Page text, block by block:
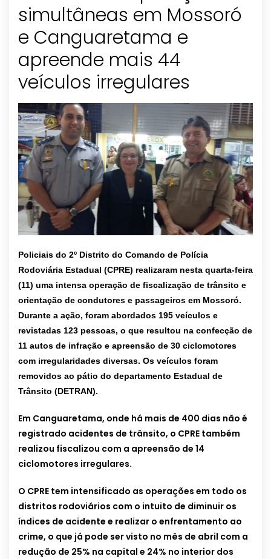
simultâneas em Mossoró
e Canguaretama e
apreende mais 44
Policiais do 2º Distrito do Comando de Polícia
Rodoviária Estadual (CPRE) realizaram nesta quarta-feira
(11) uma intensa operação de fiscalização de trânsito e
orientação de condutores e passageiros em Mossoró.
Durante a ação, foram abordados 195 veículos e
revistadas 123 pessoas, o que resultou na confecção de
11 autos de infração e apreensão de 30 ciclomotores
com irregularidades diversas. Os veículos foram
removidos ao pátio do departamento Estadual de
Trânsito (DETRAN).
Em Canguaretama, onde há mais de 400 dias não é
registrado acidentes de trânsito, o CPRE também
realizou fiscalizou com a apreensão de 14
ciclomotores irregulares.
O CPRE tem intensificado as operações em todo os
distritos rodoviários com o intuito de diminuir os
índices de acidente e realizar o enfrentamento ao
crime, o que já pode ser visto no mês de abril com a
redução de 25% na capital e 24% no interior dos